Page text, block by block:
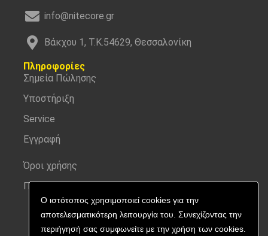
Ο ιστότοπος χρησιμοποιεί cookies για την
αποτελεσματικότερη λειτουργία του. Συνεχίζοντας την
περιήγησή σας συμφωνείτε με την χρήση των cookies.
info@nitecore.gr
Βάκχου 1, Τ.Κ.54629, Θεσσαλονίκη
Πληροφορίες
Σημεία Πώλησης
Υποστήριξη
Service
Εγγραφή
Όροι χρήσης
Προσωπικά δεδομένα